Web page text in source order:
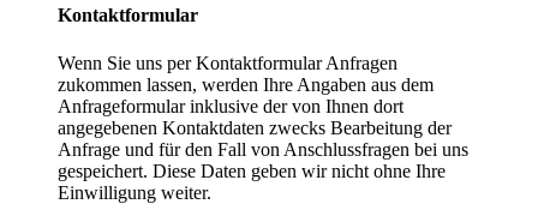
Kontaktformular
Wenn Sie uns per Kontaktformular Anfragen
zukommen lassen, werden Ihre Angaben aus dem
Anfrageformular inklusive der von Ihnen dort
angegebenen Kontaktdaten zwecks Bearbeitung der
Anfrage und für den Fall von Anschlussfragen bei uns
gespeichert. Diese Daten geben wir nicht ohne Ihre
Einwilligung weiter.